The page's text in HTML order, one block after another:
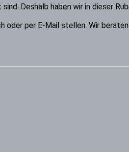
Deshalb haben wir in dieser
oder per E-Mail stellen. Wir